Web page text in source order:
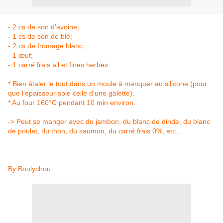
- 2 cs de son d’avoine;
- 1 cs de son de blé;
- 2 cs de fromage blanc;
- 1 œuf;
- 1 carré frais ail et fines herbes.
* Bien étaler le tout dans un moule à manquer au silicone (pour
que l'epaisseur soie celle d'une galette).
* Au four 160°C pendant 10 min environ.
-> Peut se manger avec du jambon, du blanc de dinde, du blanc
de poulet, du thon, du saumon, du carré frais 0%, etc...
By Boulychou